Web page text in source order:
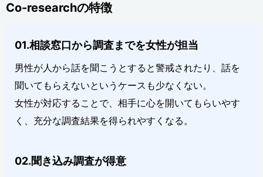
Co-researchの特徴
01.相談窓口から調査までを女性が担当
男性が人から話を聞こうとすると警戒されたり、話を
聞いてもらえないというケースも少なくない。
女性が対応することで、相手に心を開いてもらいやす
く、充分な調査結果を得られやすくなる。
02.聞き込み調査が得意